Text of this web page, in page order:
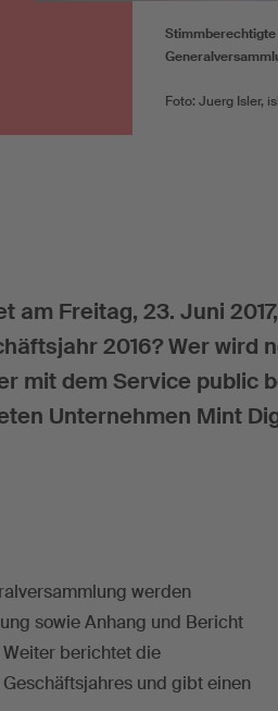
Stimmberechtigte
Foto: Juerg Isler,
am Freitag, 23. Juni
2016? Wer wird
mit dem Service public
Unternehmen Mint
werden
sowie Anhang und Bericht
berichtet die
und gibt einen